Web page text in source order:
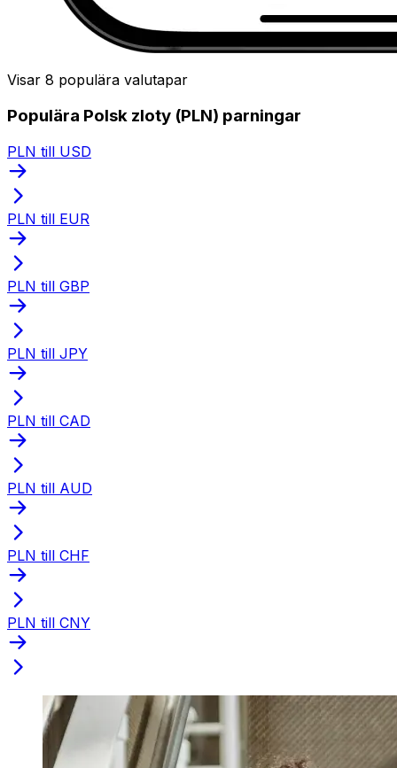
Visar 8 populära valutapar
Populära Polsk zloty (PLN) parningar
PLN till USD
PLN till EUR
PLN till GBP
PLN till JPY
PLN till CAD
PLN till AUD
PLN till CHF
PLN till CNY